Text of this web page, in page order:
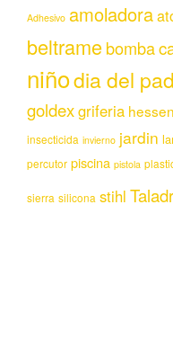
Adhesivo amoladora
beltramebomba
niñodia del
goldexgriferia hessen
insecticida invierno jardin
percutor piscina pistola
sierra silicona stihl